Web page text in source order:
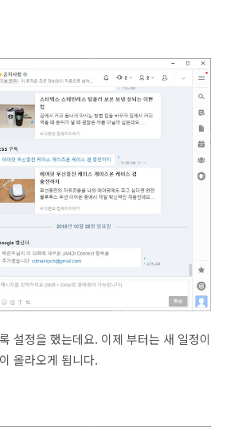
설정을 했는데요. 이제 부터는 새 일정이
올라오게 됩니다.